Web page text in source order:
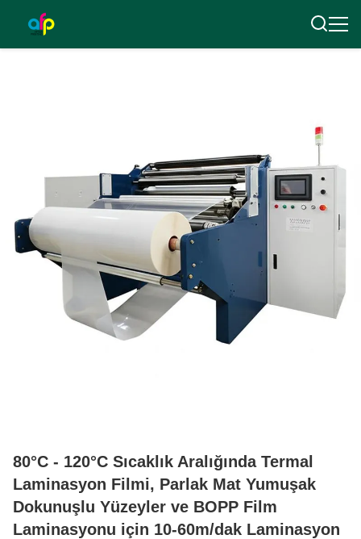
80°C - 120°C Sıcaklık Aralığında Termal
Laminasyon Filmi, Parlak Mat Yumuşak
Dokunuşlu Yüzeyler ve BOPP Film
Laminasyonu için 10-60m/dak Laminasyon